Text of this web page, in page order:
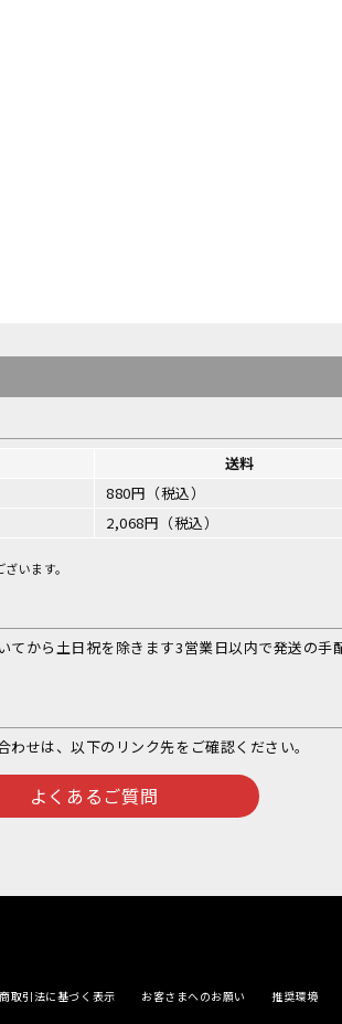
送料
880円（税込）
2,068円（税込）
います。
てから土日祝を除きます3営業日以内で発送の手
せは、以下のリンク先をご確認ください。
よくあるご質問
取引法に基づく表示 お客さまへのお願い 推奨環境